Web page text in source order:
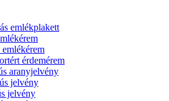
emlékplakett
érdemérem
aranyjelvény
jelvény
jelvény